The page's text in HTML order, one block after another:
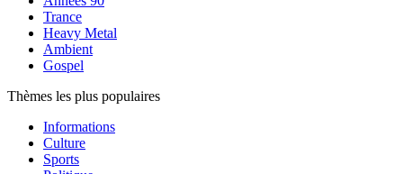
Trance
Heavy Metal
Ambient
Gospel
Thèmes les plus populaires
Informations
Culture
Sports